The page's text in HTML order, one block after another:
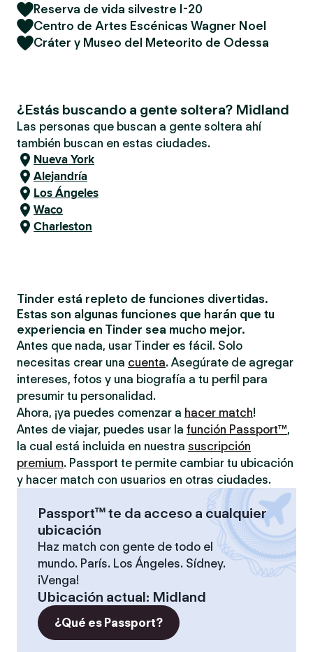
Reserva de vida silvestre I-20
Centro de Artes Escénicas Wagner Noel
Cráter y Museo del Meteorito de Odessa
¿Estás buscando a gente soltera? Midland
Las personas que buscan a gente soltera ahí
también buscan en estas ciudades.
Nueva York
Alejandría
Los Ángeles
Waco
Charleston
Tinder está repleto de funciones divertidas.
Estas son algunas funciones que harán que tu
experiencia en Tinder sea mucho mejor.
Antes que nada, usar Tinder es fácil. Solo
necesitas crear una cuenta. Asegúrate de agregar
intereses, fotos y una biografía a tu perfil para
presumir tu personalidad.
Ahora, ¡ya puedes comenzar a hacer match!
Antes de viajar, puedes usar la función Passport™,
la cual está incluida en nuestra suscripción
premium. Passport te permite cambiar tu ubicación
y hacer match con usuarios en otras ciudades.
Passport™ te da acceso a cualquier
ubicación
Haz match con gente de todo el
mundo. París. Los Ángeles. Sídney.
¡Venga!
Ubicación actual: Midland
¿Qué es Passport?